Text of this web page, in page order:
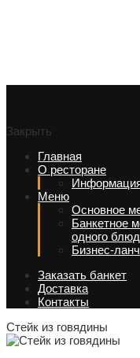
Закрыть
Главная
О ресторане
Меню
Основное
Банкетное
одного
Бизнес-ланч
Заказать банкет
Доставка
Контакты
Стейк из говядины